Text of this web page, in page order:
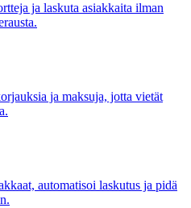
ja laskuta asiakkaita ilman
ja maksuja, jotta vietät
automatisoi laskutus ja pidä